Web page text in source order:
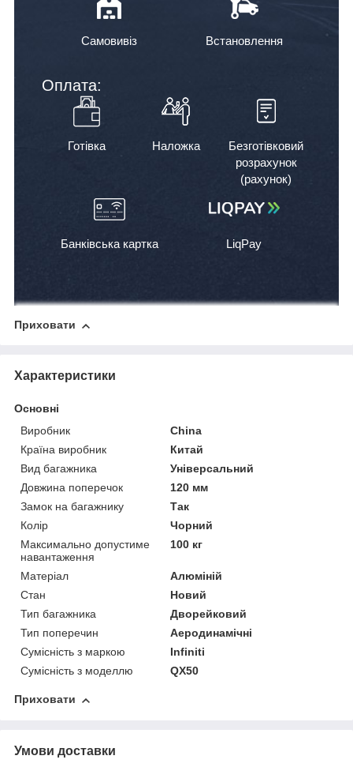
Самовивіз Встановлення
Оплата:
Готівка Наложка
Безготівковий
розрахунок
(рахунок)
Банківська картка LiqPay
Приховати
Характеристики
Основні
Виробник
China
Країна виробник
Китай
Вид багажника
Універсальний
Довжина поперечок
120 мм
Замок на багажнику
Так
Колір
Чорний
Максимально допустиме
навантаження
100 кг
Матеріал
Алюміній
Стан
Новий
Тип багажника
Дворейковий
Тип поперечин
Аеродинамічні
Сумісність з маркою
Infiniti
Сумісність з моделлю
QX50
Приховати
Умови доставки